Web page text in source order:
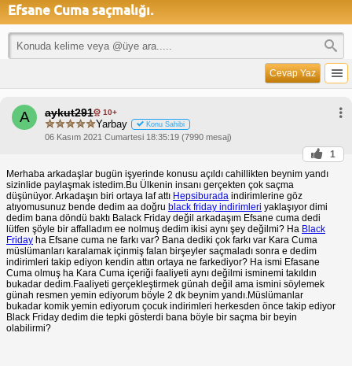
Efsane Cuma saçmalığı.
Cevap Yaz
A aykut291 10+
Yarbay Konu Sahibi
06 Kasım 2021 Cumartesi 18:35:19 (7990 mesaj)
1
Merhaba arkadaşlar bugün işyerinde konusu açıldı cahillikten beynim yandı
sizinlide paylaşmak istedim.Bu Ülkenin insanı gerçekten çok saçma
düşünüyor. Arkadaşın biri ortaya laf attı Hepsiburada indirimlerine göz
atıyomusunuz bende dedim aa doğru black friday indirimleri yaklaşıyor dimi
dedim bana döndü baktı Balack Friday değil arkadaşım Efsane cuma dedi
lütfen şöyle bir affalladım ee nolmuş dedim ikisi aynı şey değilmi? Ha Black
Friday ha Efsane cuma ne farkı var? Bana dediki çok farkı var Kara Cuma
müslümanları karalamak içinmiş falan birşeyler saçmaladı sonra e dedim
indirimleri takip ediyon kendin attın ortaya ne farkediyor? Ha ismi Efasane
Cuma olmuş ha Kara Cuma içeriği faaliyeti aynı değilmi isminemi takıldın
bukadar dedim.Faaliyeti gerçekleştirmek günah değil ama ismini söylemek
günah resmen yemin ediyorum böyle 2 dk beynim yandı.Müslümanlar
bukadar komik yemin ediyorum çocuk indirimleri herkesden önce takip ediyor
Black Friday dedim die tepki gösterdi bana böyle bir saçma bir beyin
olabilirmi?